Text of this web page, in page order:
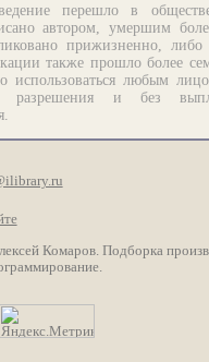
перешло в
автором, умершим
прижизненно,
также прошло более
использоваться любым
разрешения и без
Комаров. Подборка